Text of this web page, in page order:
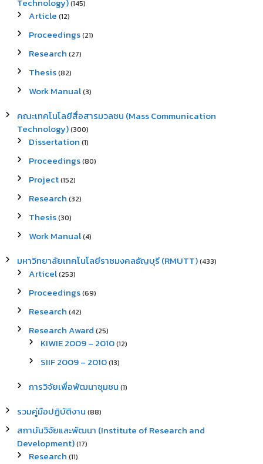
Technology)(145)
Article (12)
Proceedings(21)
Research (27)
Thesis(82)
Work Manual(3)
คณะเทคโนโลยีสื่อสารมวลชน (Mass Communication
Technology)(300)
Dissertation (1)
Proceedings(80)
Project(152)
Research (32)
Thesis(30)
Work Manual(4)
มหาวิทยาลัยเทคโนโลยีราชมงคลธัญบุรี (RMUTT)(433)
Articel(253)
Proceedings(69)
Research (42)
Research Award (25)
KIWIE 2009 – 2010(12)
SIIF 2009 – 2010(13)
การวิจัยเพื่อพัฒนาชุมชน (1)
รวมคู่มือปฏิบัติงาน (88)
สถาบันวิจัยและพัฒนา (Institute of Research and
Development)(17)
Research (11)